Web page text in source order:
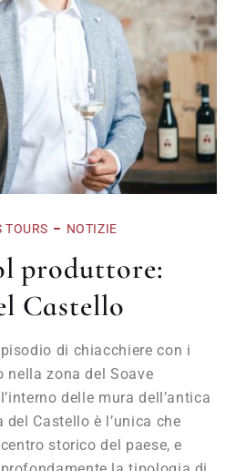
TOURS NOTIZIE
produttore:
Castello
di chiacchiere con i
nella zona del Soave
delle mura dell’antica
del Castello è l’unica che
storico del paese, e